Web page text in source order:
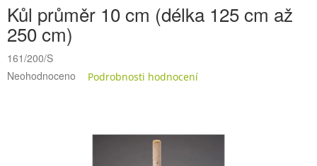
Kůl průměr 10 cm (délka 125 cm až
250 cm)
161/200/S
Průměrné
Neohodnoceno Podrobnosti hodnocení